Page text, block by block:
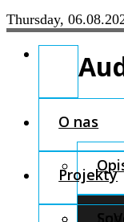
Thursday,
O nas
Projekty